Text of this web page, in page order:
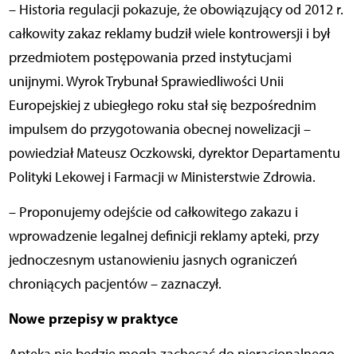
– Historia regulacji pokazuje, że obowiązujący od 2012 r.
całkowity zakaz reklamy budził wiele kontrowersji i był
przedmiotem postępowania przed instytucjami
unijnymi. Wyrok Trybunał Sprawiedliwości Unii
Europejskiej z ubiegłego roku stał się bezpośrednim
impulsem do przygotowania obecnej nowelizacji –
powiedział Mateusz Oczkowski, dyrektor Departamentu
Polityki Lekowej i Farmacji w Ministerstwie Zdrowia.
– Proponujemy odejście od całkowitego zakazu i
wprowadzenie legalnej definicji reklamy apteki, przy
jednoczesnym ustanowieniu jasnych ograniczeń
chroniących pacjentów – zaznaczył.
Nowe przepisy w praktyce